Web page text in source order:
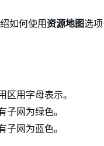
如何使用资源地图选
区用字母表示。
子网为绿色。
子网为蓝色。